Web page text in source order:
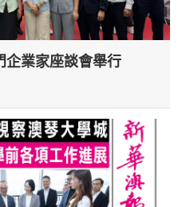
企業家座談會舉行